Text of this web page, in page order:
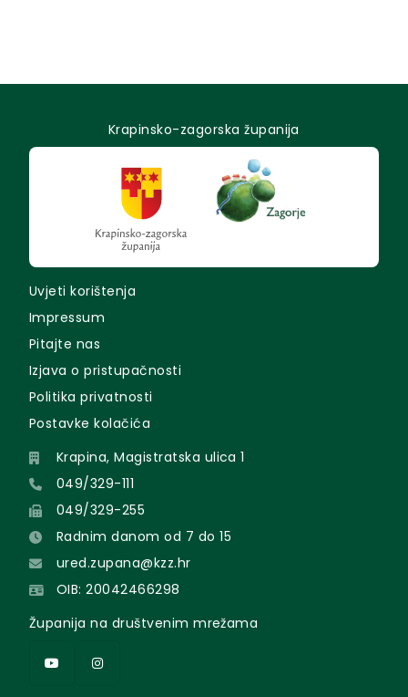
Krapinsko-zagorska županija
Uvjeti korištenja
Impressum
Pitajte nas
Izjava o pristupačnosti
Politika privatnosti
Postavke kolačića
Krapina, Magistratska ulica 1
049/329-111
049/329-255
Radnim danom od 7 do 15
ured.zupana@kzz.hr
OIB: 20042466298
Županija na društvenim mrežama